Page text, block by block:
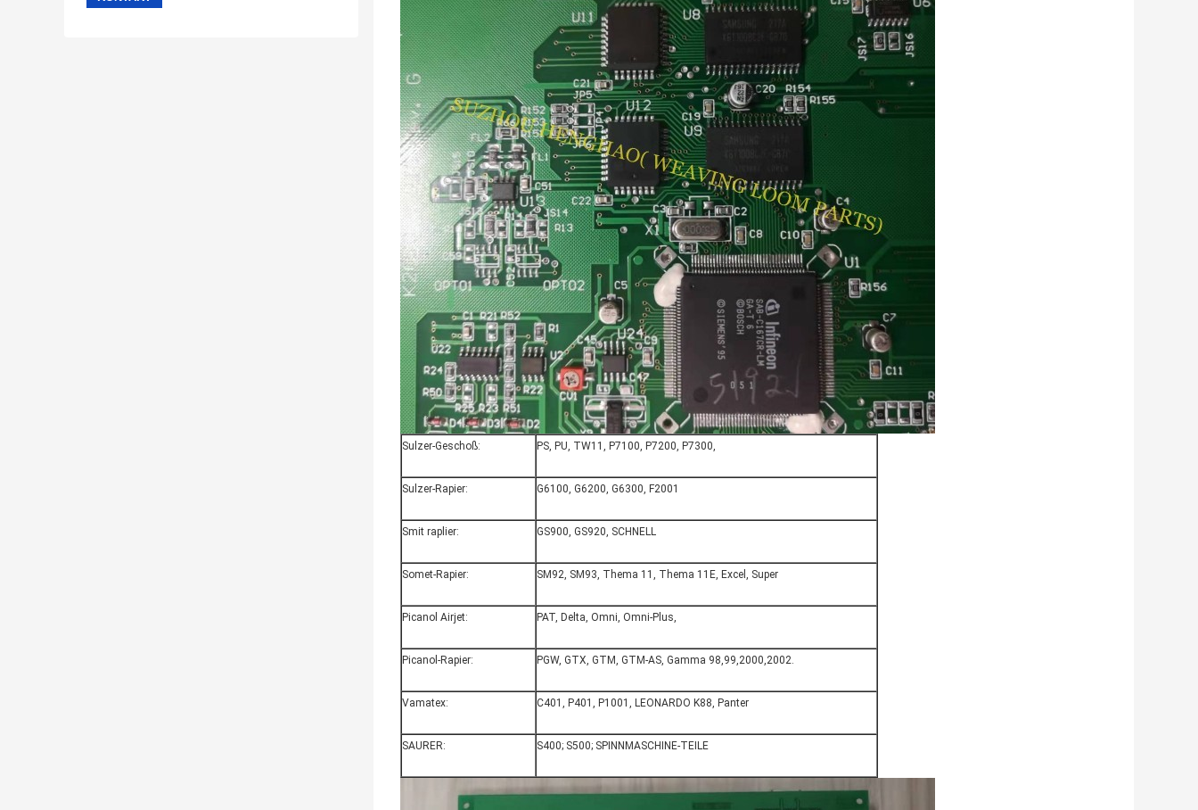
Sulzer-Geschoß: PS, PU, TW11, P7100, P7200, P7300,
Sulzer-Rapier: G6100, G6200, G6300, F2001
Smit raplier: GS900, GS920, SCHNELL
Somet-Rapier: SM92, SM93, Thema 11, Thema 11E, Excel, Super
Picanol Airjet: PAT, Delta, Omni, Omni-Plus,
Picanol-Rapier: PGW, GTX, GTM, GTM-AS, Gamma 98,99,2000,2002.
Vamatex: C401, P401, P1001, LEONARDO K88, Panter
SAURER: S400; S500; SPINNMASCHINE-TEILE